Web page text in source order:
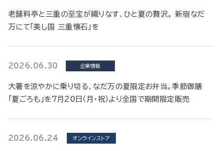
老舗料亭と三重の至宝が織りなす、ひと夏の贅沢。 新宿なだ
万にて「美し国 三重懐石」を
2026.06.30 企業情報
大暑を涼やかに乗り切る、なだ万の夏限定お弁当。季節御膳
「夏ごろも」を7月20日（月・祝）より全国で期間限定販売
2026.06.24 オンラインストア